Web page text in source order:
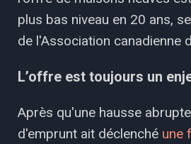
plus bas niveau en 20 ans,
de l'Association canadienne
L’offre est toujours un
Après qu'une hausse
d'emprunt ait déclenché une